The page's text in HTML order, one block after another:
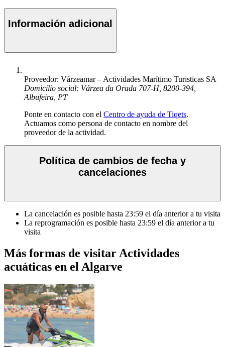
Información adicional
Proveedor: Várzeamar – Actividades Marítimo Turisticas SA
Domicilio social: Várzea da Orada 707-H, 8200-394,
Albufeira, PT
Ponte en contacto con el Centro de ayuda de Tiqets.
Actuamos como persona de contacto en nombre del
proveedor de la actividad.
Política de cambios de fecha y
cancelaciones
La cancelación es posible hasta 23:59 el día anterior a tu visita
La reprogramación es posible hasta 23:59 el día anterior a tu
visita
Más formas de visitar Actividades
acuáticas en el Algarve